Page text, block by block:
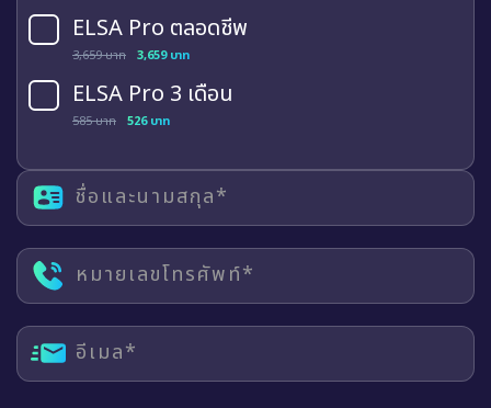
ELSA Pro ตลอดชีพ
3,659 บาท 3,659 บาท
ELSA Pro 3 เดือน
585 บาท 526 บาท
ชื่อและนามสกุล*
หมายเลขโทรศัพท์*
อีเมล*